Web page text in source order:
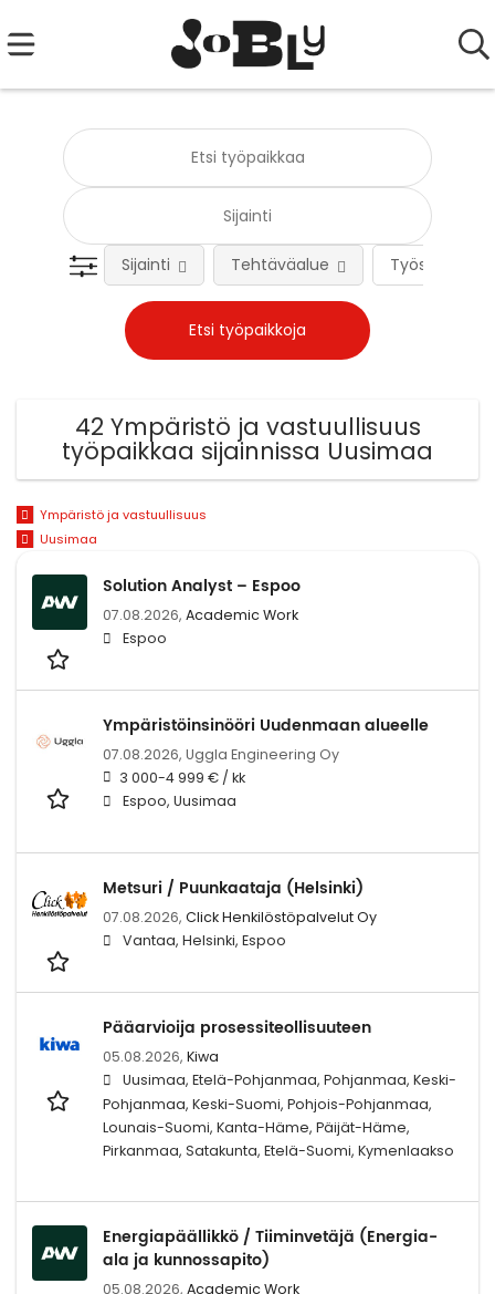
Työsuhteen
Sijainti Tehtäväalue
42 Ympäristö ja vastuullisuus
työpaikkaa sijainnissa Uusimaa
Ympäristö ja vastuullisuus
Uusimaa
Solution Analyst – Espoo
07.08.2026, Academic Work
Espoo
Ympäristöinsinööri Uudenmaan alueelle
07.08.2026, Uggla Engineering Oy
3 000-4 999 € / kk
Espoo, Uusimaa
Metsuri / Puunkaataja (Helsinki)
07.08.2026, Click Henkilöstöpalvelut Oy
Vantaa, Helsinki, Espoo
Pääarvioija prosessiteollisuuteen
05.08.2026, Kiwa
Uusimaa, Etelä-Pohjanmaa, Pohjanmaa, Keski-
Pohjanmaa, Keski-Suomi, Pohjois-Pohjanmaa,
Lounais-Suomi, Kanta-Häme, Päijät-Häme,
Pirkanmaa, Satakunta, Etelä-Suomi, Kymenlaakso
Energiapäällikkö / Tiiminvetäjä (Energia-
ala ja kunnossapito)
05.08.2026, Academic Work